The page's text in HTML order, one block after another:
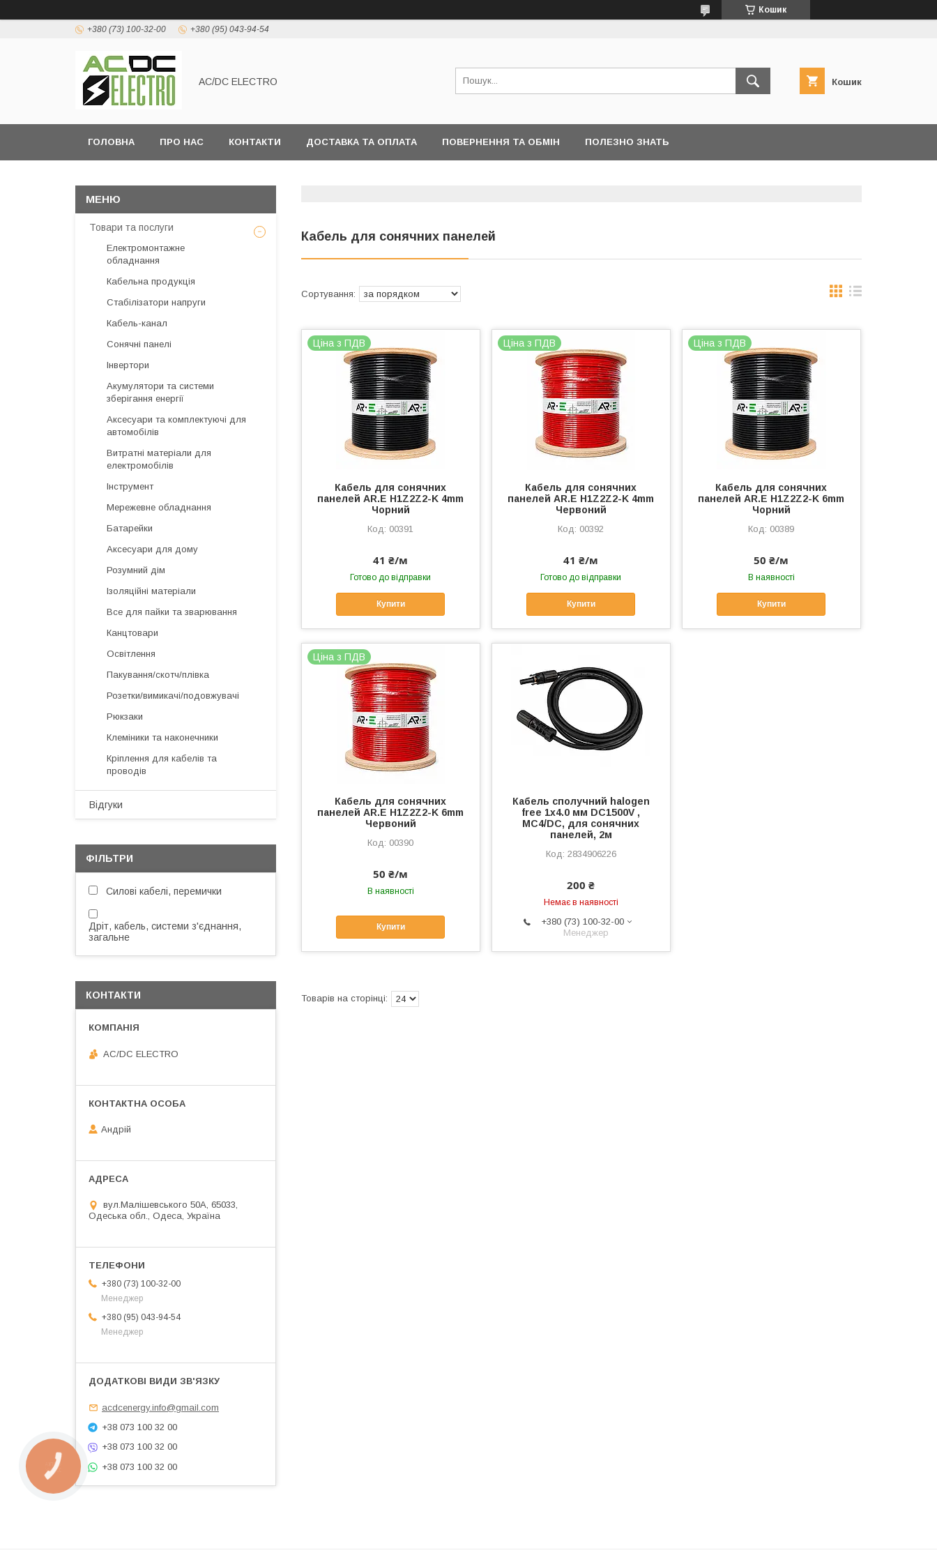
Кошик
+380 (73) 100-32-00 +380 (95) 043-94-54
AC/DC ELECTRO Кошик
ГОЛОВНА ПРО НАС КОНТАКТИ ДОСТАВКА ТА ОПЛАТА ПОВЕРНЕННЯ ТА ОБМІН ПОЛЕЗНО ЗНАТЬ
Кабель для сонячних панелей
Ціна з ПДВ
Кабель для сонячних
панелей AR.E H1Z2Z2-K 4mm
Чорний
00391
41 ₴/м
Готово до відправки
Купити
Ціна з ПДВ
Кабель для сонячних
панелей AR.E H1Z2Z2-K 4mm
Червоний
00392
41 ₴/м
Готово до відправки
Купити
Ціна з ПДВ
Кабель для сонячних
панелей AR.E H1Z2Z2-K 6mm
Чорний
00389
50 ₴/м
В наявності
Купити
Ціна з ПДВ
Кабель для сонячних
панелей AR.E H1Z2Z2-K 6mm
Червоний
00390
50 ₴/м
В наявності
Купити
Кабель сполучний halogen
free 1х4.0 мм DC1500V ,
MC4/DC, для сонячних
панелей, 2м
2834906226
200 ₴
Немає в наявності
+380 (73) 100-32-00
Менеджер
Товари та послуги
Електромонтажне
обладнання
Кабельна продукція
Стабілізатори напруги
Кабель-канал
Сонячні панелі
Інвертори
Акумулятори та системи
зберігання енергії
Аксесуари та комплектуючі для
автомобілів
Витратні матеріали для
електромобілів
Інструмент
Мережевне обладнання
Батарейки
Аксесуари для дому
Розумний дім
Ізоляційні матеріали
Все для пайки та зварювання
Канцтовари
Освітлення
Пакування/скотч/плівка
Розетки/вимикачі/подовжувачі
Рюкзаки
Клеміники та наконечники
Кріплення для кабелів та
проводів
Відгуки
ФІЛЬТРИ
Силові кабелі, перемички
Дріт, кабель, системи з'єднання,
загальне
КОНТАКТИ
AC/DC ELECTRO
Андрій
вул.Малішевського 50А, 65033,
Одеська обл., Одеса, Україна
+380 (73) 100-32-00
Менеджер
+380 (95) 043-94-54
Менеджер
acdcenergy.info@gmail.com
+38 073 100 32 00
+38 073 100 32 00
+38 073 100 32 00
КНОПКА
ЗВ'ЯЗКУ